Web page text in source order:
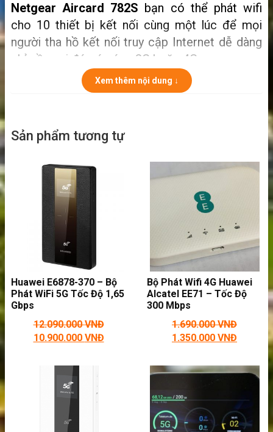
Netgear Aircard 782S bạn có thể phát wifi
cho 10 thiết bị kết nối cùng một lúc để mọi
người tha hồ kết nối truy cập Internet dễ dàng
chỉ cần nơi đó có sóng 3G hoặc 4G.
Mọi thiết bị đều có thể kết nối mạng wifi của
thiết bị.
Kết nối nhiều thiết bị cùng lúc
>>Có phải bạn đang cần tìm: bộ phát
wifi 4G cho ô tô
VIDEO HƯỚNG DẪN CÁCH KÍCH HOẠT NETGEAR
Xem thêm nội dung ↓
Sản phẩm tương tự
Huawei E6878-370 – Bộ
Phát WiFi 5G Tốc Độ 1,65
Gbps
12.090.000VNĐ
10.900.000 VNĐ
Bộ Phát Wifi 4G Huawei
Alcatel EE71 – Tốc Độ
300 Mbps
1.690.000VNĐ
1.350.000 VNĐ